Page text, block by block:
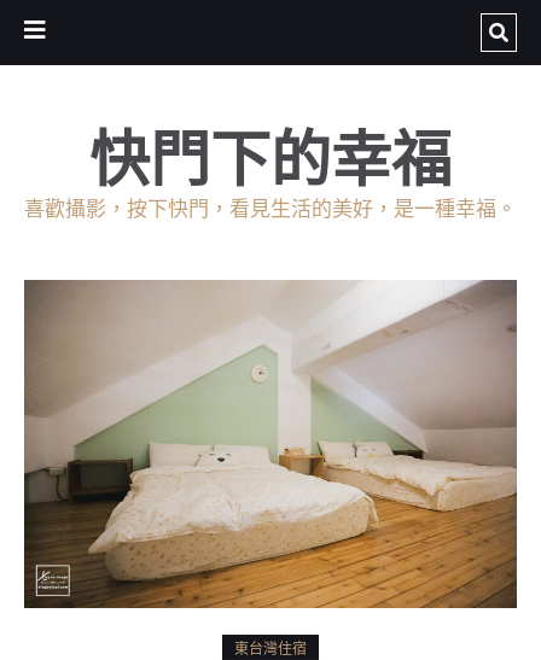
快門下的幸福
喜歡攝影，按下快門，看見生活的美好，是一種幸福。
東台灣住宿